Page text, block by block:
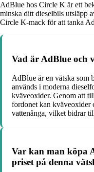
AdBlue hos Circle K är ett
minska ditt dieselbils utsläpp
Circle K-mack för att tanka
Vad är AdBlue och
AdBlue är en vätska som
används i moderna
kväveoxider. Genom att
fordonet kan kväveoxider
vattenånga, vilket bidrar
Var kan man köpa
priset på denna